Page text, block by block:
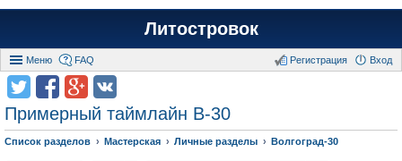
Литостровок
Меню FAQ Вход
Регистрация
Примерный таймлайн В-30
Список разделов Мастерская Личные разделы Волгоград-30